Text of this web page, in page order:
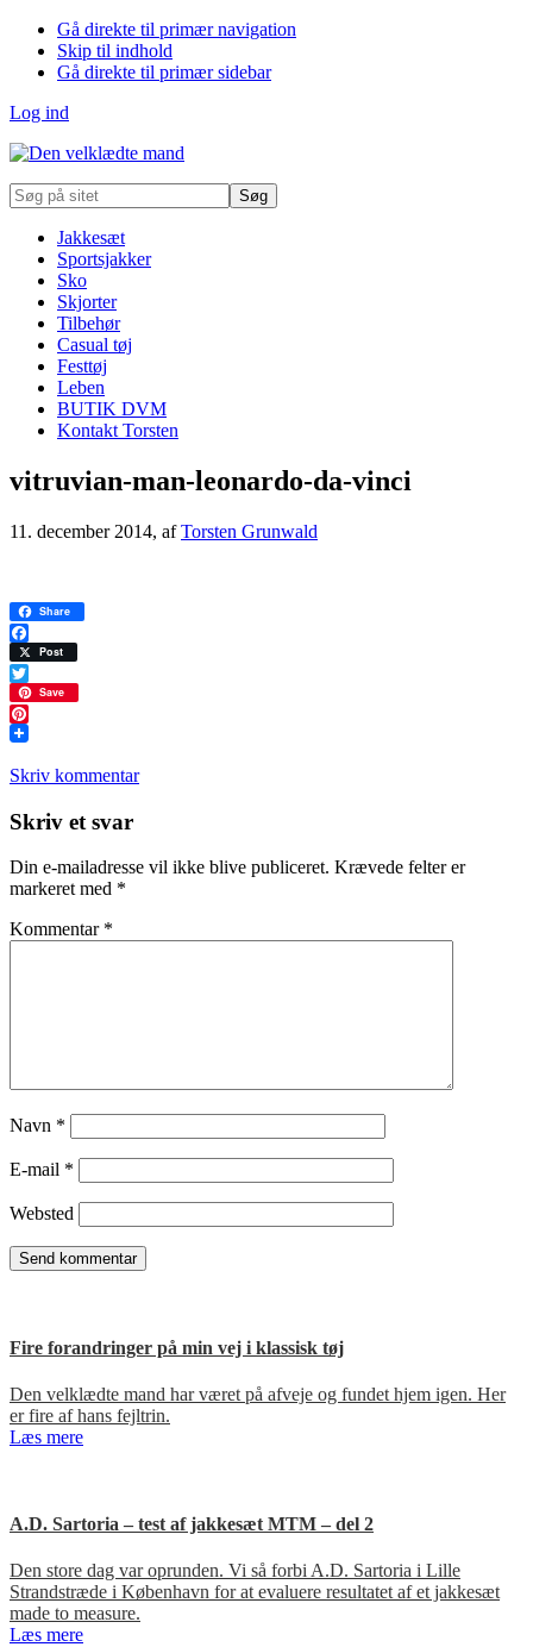
Gå direkte til primær navigation
Skip til indhold
Gå direkte til primær sidebar
Log ind
Søg
på
Jakkesæt
Sportsjakker
Sko
Skjorter
Tilbehør
Casual tøj
Festtøj
Leben
BUTIK DVM
Kontakt Torsten
vitruvian-man-leonardo-da-vinci
11. december 2014, afTorsten Grunwald
Share
Facebook
Post
Twitter
Save
Pinterest
Skriv kommentar
Læserinteraktioner
Skriv et svar
Din e-mailadresse vil ikke blive publiceret. Krævede felter er
markeret med *
Kommentar *
Navn *
E-mail *
Websted
Fire forandringer på min vej i klassisk tøj
Den velklædte mand har været på afveje og fundet hjem igen. Her
er fire af hans fejltrin.
Læs mere
A.D. Sartoria – test af jakkesæt MTM – del 2
Den store dag var oprunden. Vi så forbi A.D. Sartoria i Lille
Strandstræde i København for at evaluere resultatet af et jakkesæt
made to measure.
Læs mere